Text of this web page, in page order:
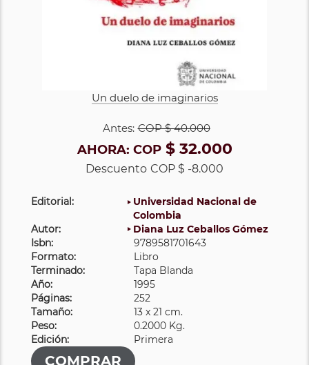
Un duelo de imaginarios
Antes: COP$ 40.000
AHORA: COP$ 32.000
Descuento COP $ -8.000
Editorial:
Universidad Nacional de
Colombia
Autor:
Diana Luz Ceballos Gómez
Isbn:
9789581701643
Formato:
Libro
Terminado:
Tapa Blanda
Año:
1995
Páginas:
252
Tamaño:
13 x 21 cm.
Peso:
0.2000 Kg.
Edición:
Primera